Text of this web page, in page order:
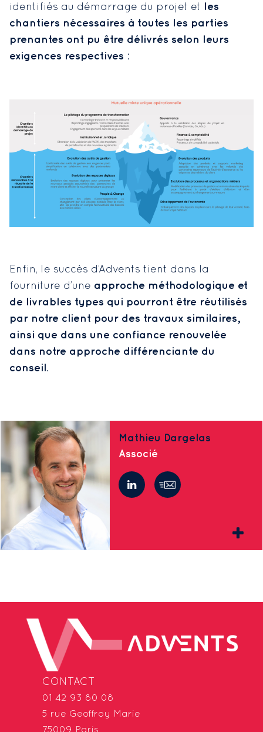
identifiés au démarrage du projet et
les
chantiers nécessaires à toutes les parties
prenantes ont pu être délivrés selon leurs
exigences respectives :
Enfin, le succès d’Advents tient dans la
fourniture d’une approche méthodologique et
de livrables types qui pourront être réutilisés
par notre client pour des travaux similaires,
ainsi que dans une confiance renouvelée
dans notre approche différenciante du
conseil .
Mathieu Dargelas
Associé
CONTACT
01 42 93 80 08
5 rue Geoffroy Marie
75009 Paris